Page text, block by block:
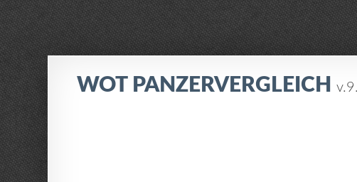
WOT PANZERVERGLEICH